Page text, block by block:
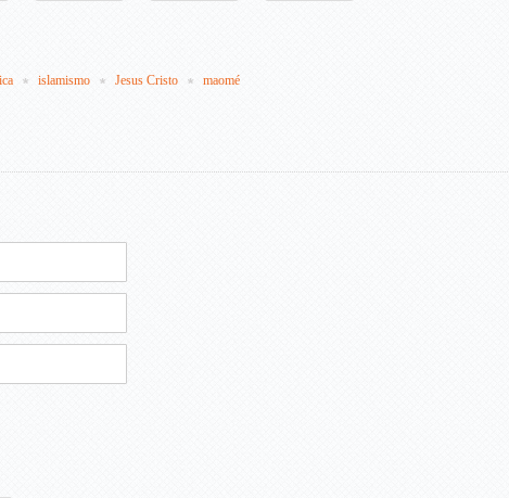
islamismo Jesus Cristo maomé